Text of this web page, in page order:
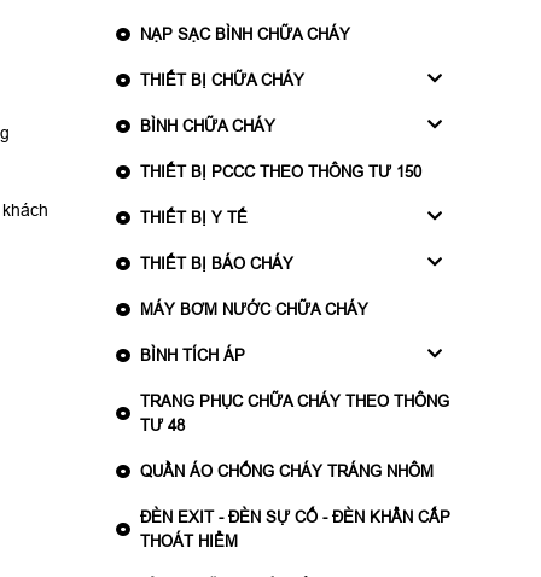
NẠP SẠC BÌNH CHỮA CHÁY
THIẾT BỊ CHỮA CHÁY
BÌNH CHỮA CHÁY
THIẾT BỊ PCCC THEO THÔNG TƯ 150
THIẾT BỊ Y TẾ
THIẾT BỊ BÁO CHÁY
MÁY BƠM NƯỚC CHỮA CHÁY
BÌNH TÍCH ÁP
TRANG PHỤC CHỮA CHÁY THEO THÔNG
TƯ 48
QUẦN ÁO CHỐNG CHÁY TRÁNG NHÔM
ĐÈN EXIT - ĐÈN SỰ CỐ - ĐÈN KHẨN CẤP
THOÁT HIỂM